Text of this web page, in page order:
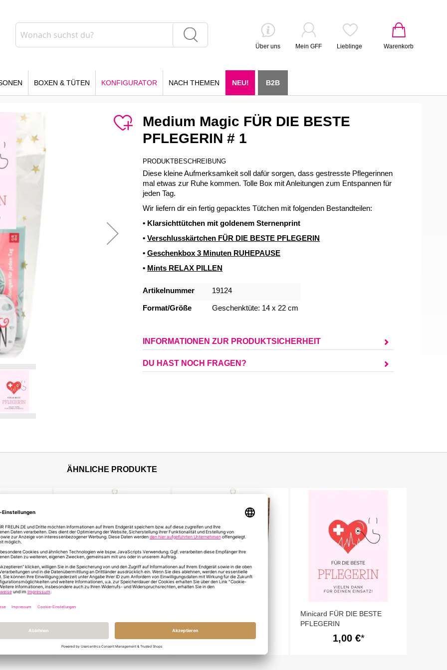
Warenkorb
Über uns Mein GFF Lieblinge
BOXEN & TÜTEN KONFIGURATOR NACH THEMEN NEU! B2B
Medium Magic FÜR DIE BESTE
PFLEGERIN # 1
PRODUKTBESCHREIBUNG
Diese kleine Aufmerksamkeit soll dafür sorgen, dass gestresste Pflegerinnen
mal etwas zur Ruhe kommen. Tolle Box mit Anleitungen zum Entspannen für
jeden Tag.
Wir liefern dir ein fertig gepacktes Tütchen mit folgenden Bestandteilen:
• Klarsichttütchen mit goldenem Sternenprint
• Verschlusskärtchen FÜR DIE BESTE PFLEGERIN
• Geschenkbox 3 Minuten RUHEPAUSE
• Mints RELAX PILLEN
Mehr
Artikelnummer 19124
Format/Größe Geschenktüte: 14 x 22 cm
INFORMATIONEN ZUR PRODUKTSICHERHEIT
DU HAST NOCH FRAGEN?
ÄHNLICHE PRODUKTE
(Set
€
„Für die beste Pflegerin“ (Set
15,20 €
BESTE PFLEGERIN - zum
Befüllen
3,00 €
Minicard FÜR DIE BESTE
PFLEGERIN
1,00 €